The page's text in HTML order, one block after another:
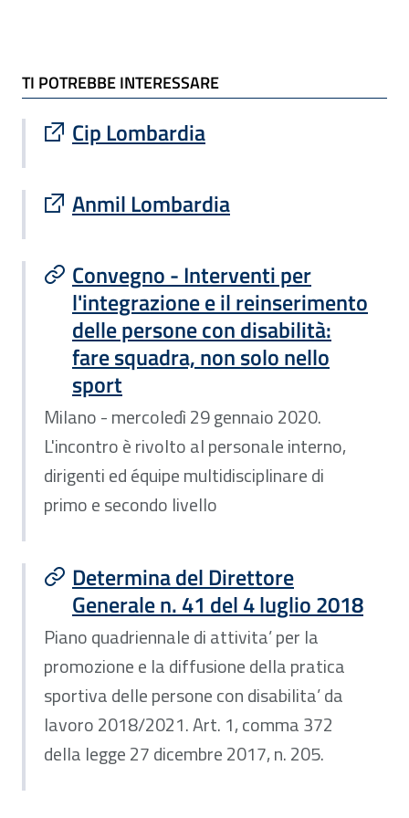
TI POTREBBE INTERESSARE
TI POTREBBE INTERESSARE
Cip Lombardia
Sito esterno : apre una nuova finestra
Anmil Lombardia
Sito esterno : apre una nuova finestra
Convegno - Interventi per
l'integrazione e il reinserimento
delle persone con disabilità:
fare squadra, non solo nello
sport
Milano - mercoledì 29 gennaio 2020.
L'incontro è rivolto al personale interno,
dirigenti ed équipe multidisciplinare di
primo e secondo livello
Determina del Direttore
Generale n. 41 del 4 luglio 2018
Piano quadriennale di attivita’ per la
promozione e la diffusione della pratica
sportiva delle persone con disabilita’ da
lavoro 2018/2021. Art. 1, comma 372
della legge 27 dicembre 2017, n. 205.